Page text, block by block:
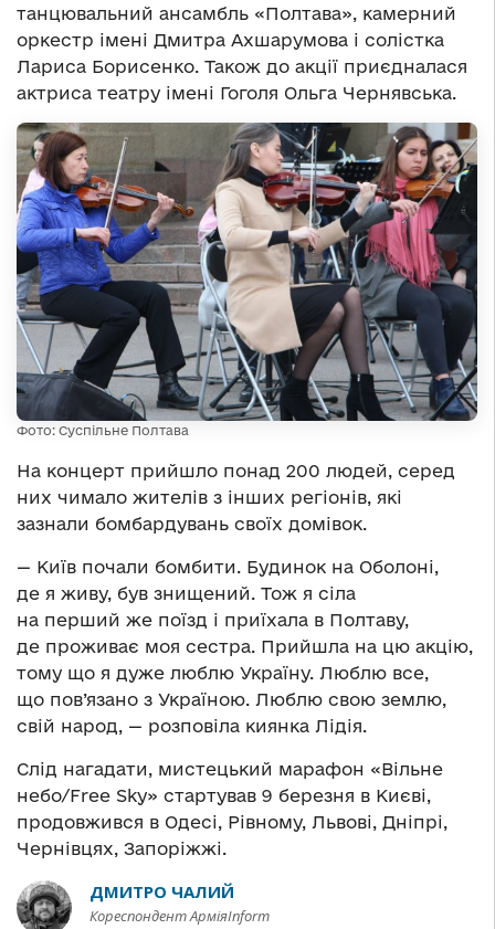
танцювальний ансамбль «Полтава», камерний
оркестр імені Дмитра Ахшарумова і солістка
Лариса Борисенко. Також до акції приєдналася
актриса театру імені Гоголя Ольга Чернявська.
Фото: Суспільне Полтава
На концерт прийшло понад 200 людей, серед
них чимало жителів з інших регіонів, які
зазнали бомбардувань своїх домівок.
— Київ почали бомбити. Будинок на Оболоні,
де я живу, був знищений. Тож я сіла
на перший же поїзд і приїхала в Полтаву,
де проживає моя сестра. Прийшла на цю акцію,
тому що я дуже люблю Україну. Люблю все,
що пов’язано з Україною. Люблю свою землю,
свій народ, — розповіла киянка Лідія.
Слід нагадати, мистецький марафон «Вільне
небо/Free Sky» стартував 9 березня в Києві,
продовжився в Одесі, Рівному, Львові, Дніпрі,
Чернівцях, Запоріжжі.
ДМИТРО ЧАЛИЙ
Кореспондент АрміяInform